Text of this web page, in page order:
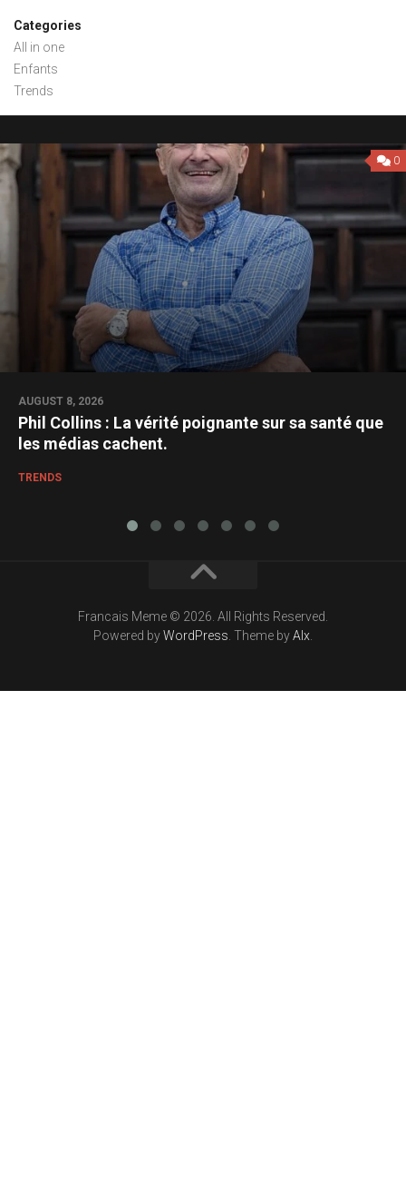
Categories
All in one
Enfants
Trends
0
AUGUST 8, 2026
Phil Collins : La vérité poignante sur sa santé que
les médias cachent.
TRENDS
Francais Meme © 2026. All Rights Reserved.
Powered byWordPress . Theme byAlx